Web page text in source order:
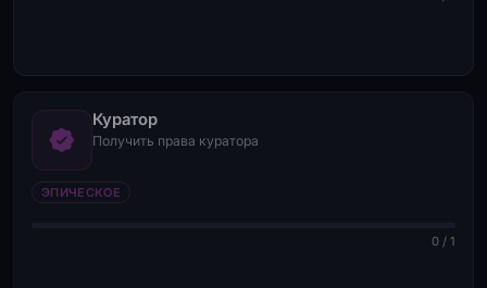
Куратор
Получить права куратора
ЭПИЧЕСКОЕ
0 / 1